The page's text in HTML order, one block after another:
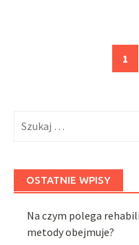
1
OSTATNIE WPISY
Na czym polega
metody obejmuje?